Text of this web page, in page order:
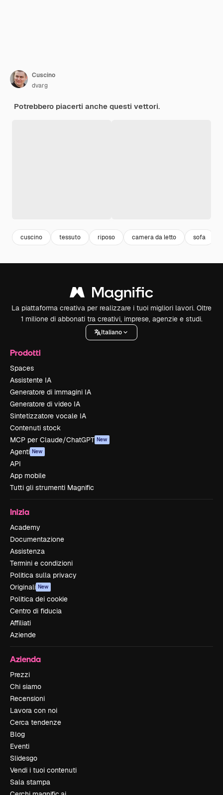
Cuscino
dvarg
Potrebbero piacerti anche questi vettori.
cuscino tessuto riposo camera da letto sofa
La piattaforma creativa per realizzare i tuoi migliori lavori. Oltre
1 milione di abbonati tra creativi, imprese, agenzie e studi.
Italiano
Prodotti
Spaces
Assistente IA
Generatore di immagini IA
Generatore di video IA
Sintetizzatore vocale IA
Contenuti stock
MCP per Claude/ChatGPT New
Agenti New
API
App mobile
Tutti gli strumenti Magnific
Inizia
Academy
Documentazione
Assistenza
Termini e condizioni
Politica sulla privacy
Originali New
Politica dei cookie
Centro di fiducia
Affiliati
Aziende
Azienda
Prezzi
Chi siamo
Recensioni
Lavora con noi
Cerca tendenze
Blog
Eventi
Slidesgo
Vendi i tuoi contenuti
Sala stampa